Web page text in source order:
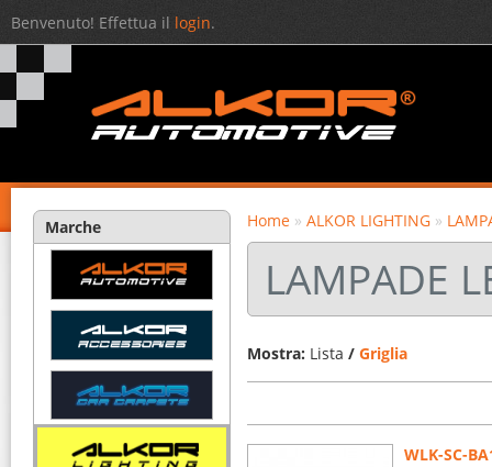
Benvenuto! Effettua il login.
Marche Home » ALKOR LIGHTING »
LAMPADE
Mostra: Lista / Griglia
WLK-SC-